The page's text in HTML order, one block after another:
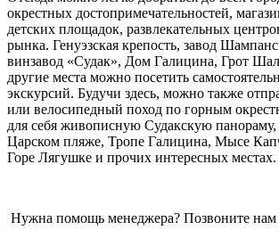
окрестных достопримечательностей,
детских площадок, развлекательных
рынка. Генуэзская крепость, завод
винзавод «Судак», Дом Галицина, Грот
другие места можно посетить
экскурсий. Будучи здесь, можно также
или велосипедный поход по горным
для себя живописную Судакскую
Царском пляже, Тропе Галицина, Мысе
Горе Лягушке и прочих интересных местах.
Нужна помощь менеджера? Позвоните нам